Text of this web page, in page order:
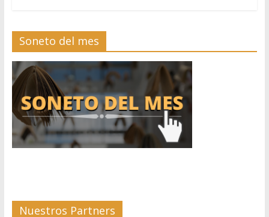
Soneto del mes
Nuestros Partners